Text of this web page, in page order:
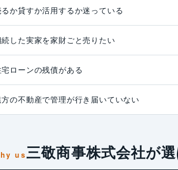
るか貸すか活用するか迷っている
続した実家を家財ごと売りたい
宅ローンの残債がある
方の不動産で管理が行き届いていない
三敬商事株式会社が